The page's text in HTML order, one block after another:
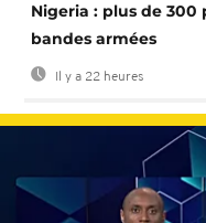
Nigeria : plus de 300
bandes armées
Il y a 22 heures